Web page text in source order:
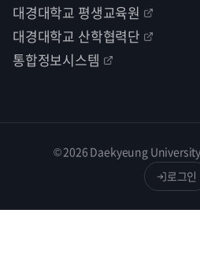
대경대학교 평생교육원
대경대학교 산학협력단
통합정보시스템
© 2026 Daekyeung
로그인